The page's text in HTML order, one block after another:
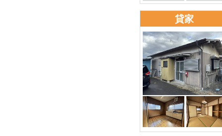
貸家